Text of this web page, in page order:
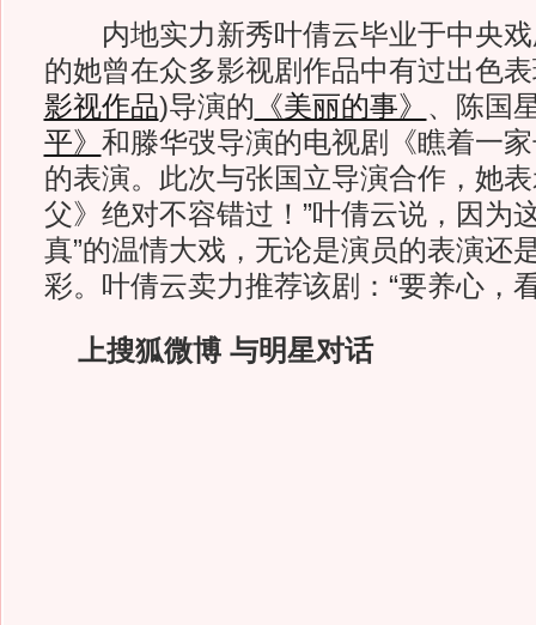
内地实力新秀叶倩云毕业于中央戏
的她曾在众多影视剧作品中有过出色
影视作品)导演的 《美丽的事》 、陈国
平》 和滕华弢导演的电视剧《瞧着一
的表演。此次与张国立导演合作，她
父》绝对不容错过！”叶倩云说，因为
真”的温情大戏，无论是演员的表演还
彩。叶倩云卖力推荐该剧：“要养心，
上搜狐微博 与明星对话